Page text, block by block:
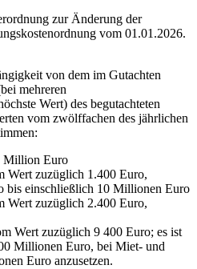
zur Änderung der
vom 01.01.2026.
von dem im Gutachten
mehreren
Wert) des begutachteten
vom zwölffachen des jährlichen
Million Euro
Wert zuzüglich 1.400 Euro,
bis einschließlich 10 Millionen Euro
Wert zuzüglich 2.400 Euro,
Wert zuzüglich 9 400 Euro; es ist
Millionen Euro, bei Miet- und
Euro anzusetzen.